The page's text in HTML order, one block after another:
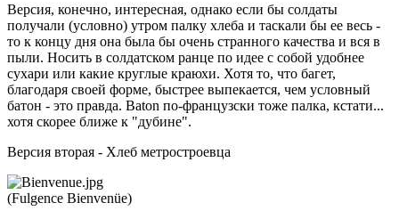
Версия, конечно, интересная, однако если бы солдаты
получали (условно) утром палку хлеба и таскали бы ее весь -
то к концу дня она была бы очень странного качества и вся в
пыли. Носить в солдатском ранце по идее с собой удобнее
сухари или какие круглые краюхи. Хотя то, что багет,
благодаря своей форме, быстрее выпекается, чем условный
батон - это правда. Baton по-французски тоже палка, кстати...
хотя скорее ближе к "дубине".
Версия вторая - Хлеб метростроевца
(Fulgence Bienvenüe)